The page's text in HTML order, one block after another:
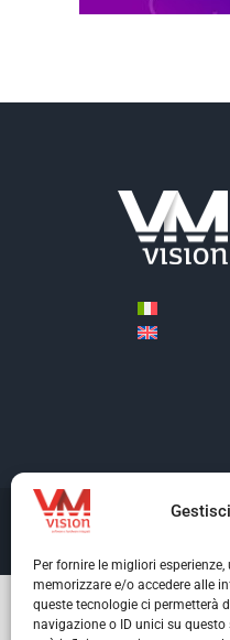
Per fornire le migliori
memorizzare e/o accedere alle
queste tecnologie ci permetterà
navigazione o ID unici su